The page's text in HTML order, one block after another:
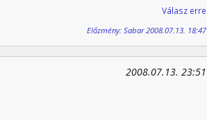
Válasz erre
Előzmény: Sabar 2008.07.13. 18:47
2008.07.13. 23:51